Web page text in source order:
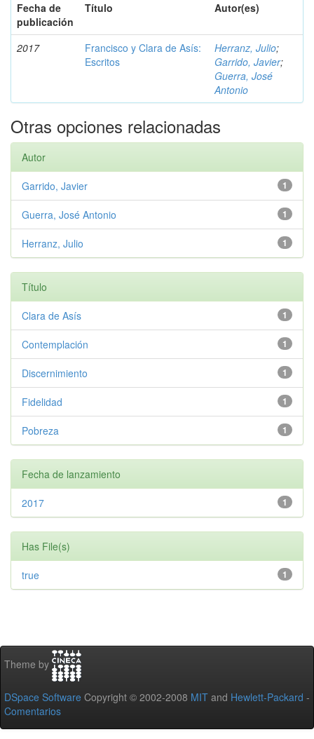
Fecha de
publicación
Título Autor(es)
2017
Francisco y Clara de Asís:
Escritos
Herranz, Julio;
Garrido, Javier;
Guerra, José
Antonio
Otras opciones relacionadas
Autor
1
Garrido, Javier
1
Guerra, José Antonio
1
Herranz, Julio
Título
1
Clara de Asís
1
Contemplación
1
Discernimiento
1
Fidelidad
1
Pobreza
Fecha de lanzamiento
1
2017
Has File(s)
1
true
Theme by
DSpace Software Copyright © 2002-2008 MIT and Hewlett-Packard -
Comentarios